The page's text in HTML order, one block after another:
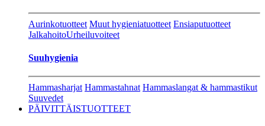
Aurinkotuotteet Muut hygieniatuotteet Ensiaputuotteet
JalkahoitoUrheiluvoiteet
Suuhygienia
Hammasharjat Hammastahnat Hammaslangat & hammastikut
Suuvedet
PÄIVITTÄISTUOTTEET